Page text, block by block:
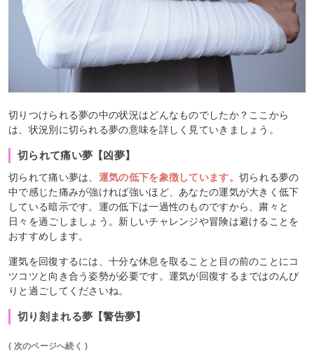
切りつけられる夢の中の状況はどんなものでしたか？ここから
は、状況別に切られる夢の意味を詳しく見ていきましょう。
切られて痛い夢【凶夢】
切られて痛い夢は、 運気の低下を象徴しています。 切られる夢の
中で感じた痛みが強ければ強いほど、あなたの運気が大きく低下
している暗示です。運の低下は一過性のものですから、粛々と
日々を過ごしましょう。新しいチャレンジや冒険は避けることを
おすすめします。
運気を回復するには、十分な休息を取ることと目の前のことにコ
ツコツと向き合う姿勢が必要です。運気が回復するまではのんび
りと過ごしてくださいね。
切り刻まれる夢【警告夢】
( 次のページへ続く )